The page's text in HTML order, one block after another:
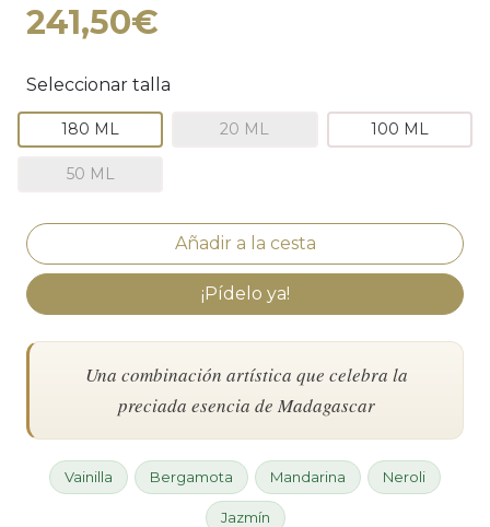
241,50€
Seleccionar talla
180 ML 20 ML 100 ML
50 ML
¡Pídelo ya!
Una combinación artística que celebra la
preciada esencia de Madagascar
Vainilla Bergamota Mandarina Neroli
Jazmín